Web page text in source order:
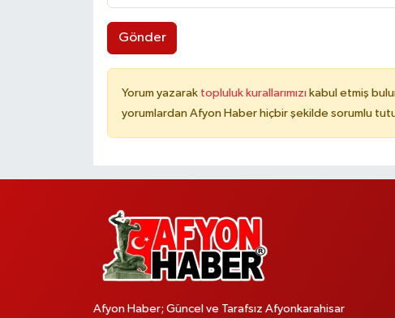
Gönder
Yorum yazarak topluluk kurallarımızı kabul etmiş
yorumlardan Afyon Haber hiçbir şekilde sorumlu
Afyon Haber; Güncel ve Tarafsız Afyonkarahisar